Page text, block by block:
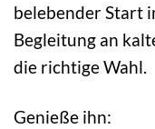
belebender Start
Begleitung an
die richtige Wahl.
Genieße ihn: